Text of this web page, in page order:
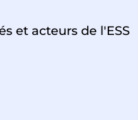
et acteurs de l'ESS